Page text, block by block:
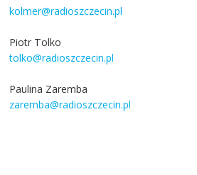
kolmer@radioszczecin.pl
Piotr Tolko
tolko@radioszczecin.pl
Paulina Zaremba
zaremba@radioszczecin.pl